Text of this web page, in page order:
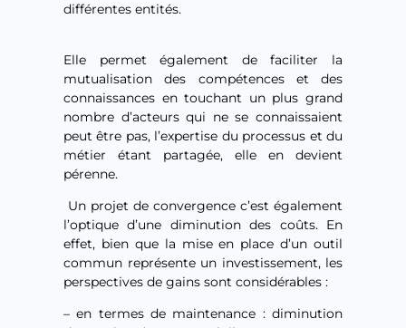
différentes entités.
Elle permet également de faciliter la
mutualisation des compétences et des
connaissances en touchant un plus grand
nombre d’acteurs qui ne se connaissaient
peut être pas, l’expertise du processus et du
métier étant partagée, elle en devient
pérenne.
Un projet de convergence c’est également
l’optique d’une diminution des coûts. En
effet, bien que la mise en place d’un outil
commun représente un investissement, les
perspectives de gains sont considérables :
– en termes de maintenance : diminution